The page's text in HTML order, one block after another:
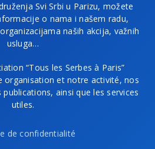
Svi Srbi u Parizu, možete
o nama i našem radu,
naših akcija, važnih
usluga…
“Tous les Serbes à Paris”
organisation et notre activité, nos
ainsi que les services
utiles.
de confidentialité